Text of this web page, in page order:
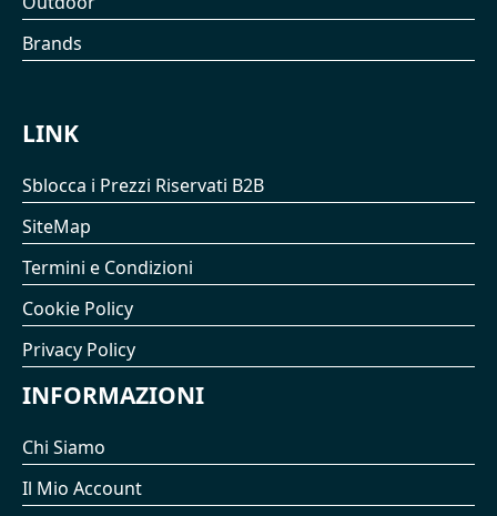
Brands
LINK
Sblocca i Prezzi Riservati B2B
SiteMap
Termini e Condizioni
Cookie Policy
Privacy Policy
INFORMAZIONI
Chi Siamo
Il Mio Account